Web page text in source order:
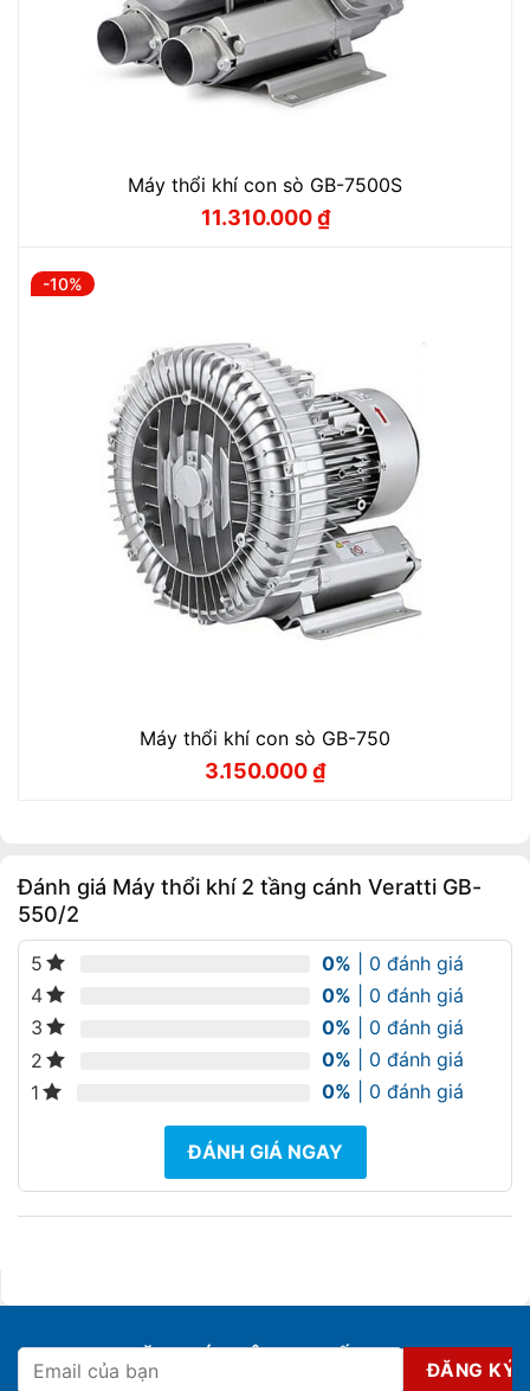
Máy thổi khí con sò GB-7500S
Giá
11.310.000₫
Giá
-10%
Máy thổi khí con sò GB-750
Giá
3.150.000₫
Giá
Đánh giá Máy thổi khí 2 tầng cánh Veratti GB-
550/2
5 0% | 0 đánh giá
4
0% | 0 đánh giá
3
0% | 0 đánh giá
2
0% | 0 đánh giá
1
0% | 0 đánh giá
ĐÁNH GIÁ NGAY
ĐĂNG KÝ NHẬN KHUYẾN MẠI